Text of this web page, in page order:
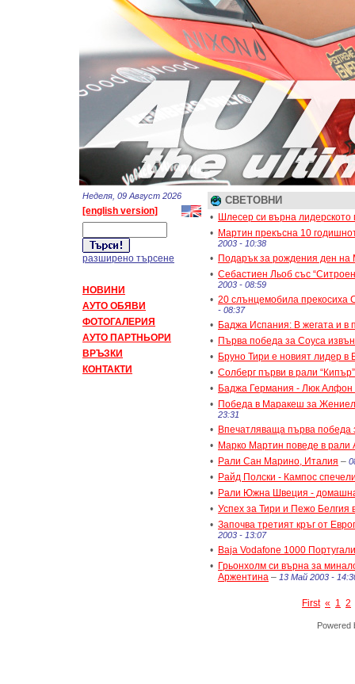
Неделя, 09 Август 2026
[english version]
разширено търсене
НОВИНИ
АУТО ОБЯВИ
ФОТОГАЛЕРИЯ
АУТО ПАРТНЬОРИ
ВРЪЗКИ
КОНТАКТИ
СВЕТОВНИ
• Шлесер си върна
• Мартин прекъсна 10
2003 - 10:38
• Подарък за рождения ден на
• Себастиен Льоб със
2003 - 08:59
• 20 слънцемобила прекосиха
- 08:37
• Баджа Испания: В жегата и в
• Първа победа за Соуса
• Бруно Тири е новият лидер
• Солберг първи в рали “Кипър”
• Баджа Германия - Люк Алфон
• Победа в Маракеш за
23:31
• Впечатляваща първа победа
• Марко Мартин поведе в рали
• Рали Сан Марино, Италия –
• Райд Полски - Кампос
• Рали Южна Швеция -
• Успех за Тири и Пежо Белгия
• Започва третият кръг от
2003 - 13:07
• Baja Vodafone 1000
• Грьонхолм си върна за
Аржентина – 13 Май 2003 -
First « 1 2
Powered